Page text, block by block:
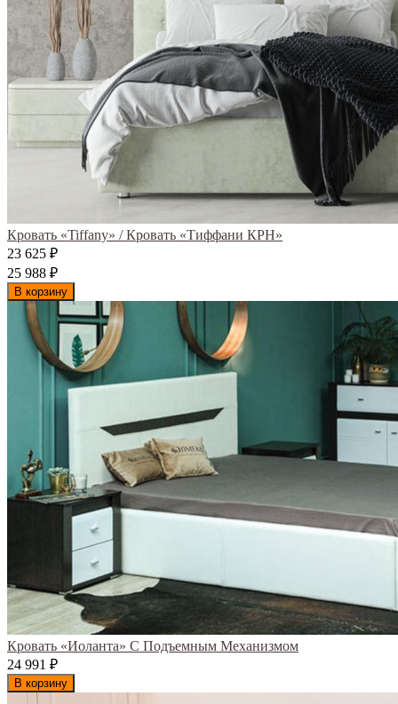
Кровать «Tiffany» / Кровать «Тиффани КРН»
23 625 ₽
25 988 ₽
В корзину
Кровать «Иоланта» С Подъемным Механизмом
24 991
₽
В корзину